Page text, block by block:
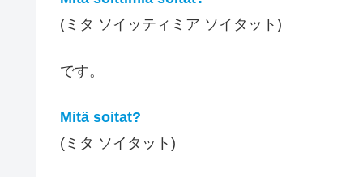
(ミタ ソイッティミア ソイタット)
です。
Mitä soitat?
(ミタ ソイタット)